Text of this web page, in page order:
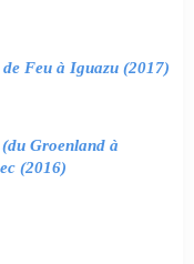
Feu à Iguazu (2017)
Groenland à
(2016)